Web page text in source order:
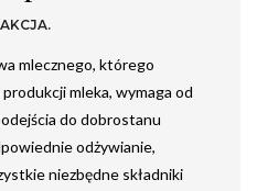
mlecznego, którego
mleka, wymaga od
do dobrostanu
odżywianie,
niezbędne składniki